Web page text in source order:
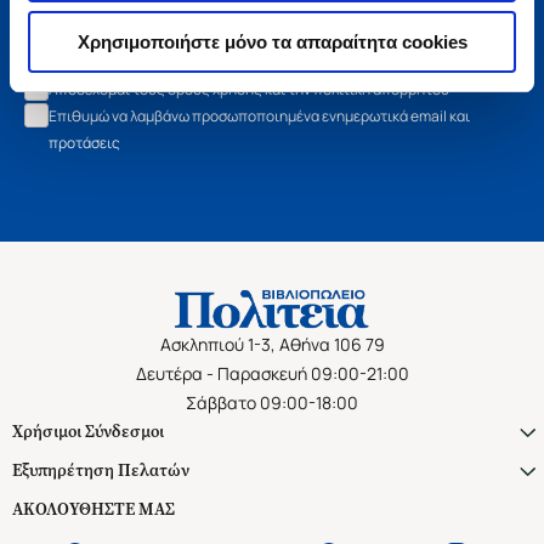
Χρησιμοποιήστε μόνο τα απαραίτητα cookies
Αποδέχομαι τους όρους χρήσης και την πολιτική απορρήτου
Επιθυμώ να λαμβάνω προσωποποιημένα ενημερωτικά email και
προτάσεις
Ασκληπιού 1-3, Αθήνα 106 79
Δευτέρα - Παρασκευή 09:00-21:00
Σάββατο 09:00-18:00
Χρήσιμοι Σύνδεσμοι
Εξυπηρέτηση Πελατών
ΑΚΟΛΟΥΘΗΣΤΕ ΜΑΣ